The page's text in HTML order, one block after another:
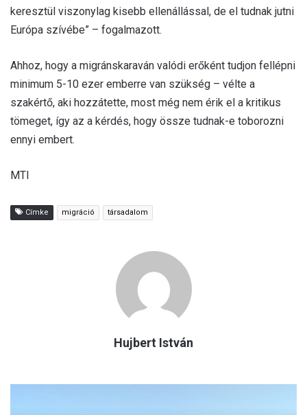
keresztül viszonylag kisebb ellenállással, de el tudnak jutni
Európa szívébe” – fogalmazott.
Ahhoz, hogy a migránskaraván valódi erőként tudjon fellépni
minimum 5-10 ezer emberre van szükség – vélte a
szakértő, aki hozzátette, most még nem érik el a kritikus
tömeget, így az a kérdés, hogy össze tudnak-e toborozni
ennyi embert.
MTI
Címke migráció társadalom
Hujbert István